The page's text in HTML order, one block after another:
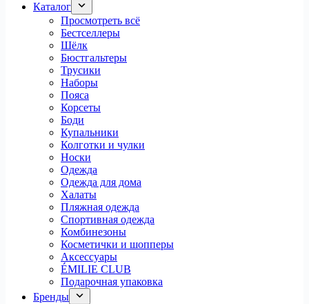
Каталог
Просмотреть всё
Бестселлеры
Шёлк
Бюстгальтеры
Трусики
Наборы
Пояса
Корсеты
Боди
Купальники
Колготки и чулки
Носки
Одежда
Одежда для дома
Халаты
Пляжная одежда
Спортивная одежда
Комбинезоны
Косметички и шопперы
Аксессуары
ÉMILIE CLUB
Подарочная упаковка
Бренды